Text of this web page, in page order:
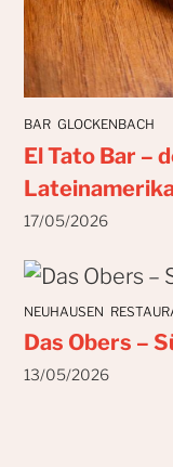
BAR GLOCKENBACH
El Tato Bar –
17/05/2026
NEUHAUSEN
Das Obers –
13/05/2026